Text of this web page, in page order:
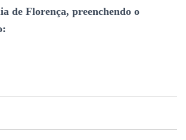
de Florença, preenchendo o